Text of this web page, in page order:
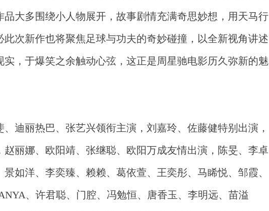
大多围绕小人物展开，故事剧情充满奇思妙想，用天马行
次新作也将聚焦足球与功夫的奇妙碰撞，以全新视角讲述
，于爆笑之余触动心弦，这正是周星驰电影历久弥新的魅
迪丽热巴、张艺兴领衔主演，刘嘉玲、佐藤健特别出演，
丽娜、欧阳靖、张继聪、欧阳万成友情出演，陈旻、李卓
如洋、李奕臻、赖赖、葛依萱、王奕彤、马睎悦、邹霞、
、许君聪、门腔、冯勉恒、唐香玉、李明远、苗溢